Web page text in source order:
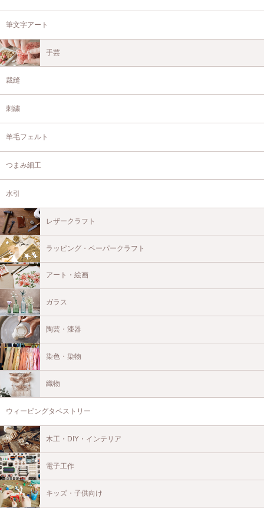
筆文字アート
手芸
裁縫
刺繍
羊毛フェルト
つまみ細工
水引
レザークラフト
ラッピング・ペーパークラフト
アート・絵画
ガラス
陶芸・漆器
染色・染物
織物
ウィービングタペストリー
木工・DIY・インテリア
電子工作
キッズ・子供向け